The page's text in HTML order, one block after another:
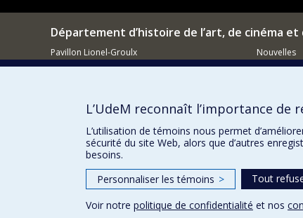
Département d’histoire de l’art, de cinéma et
Pavillon Lionel-Groulx
3150, rue Jean-Brillant
514 343-6111, poste 15482
Nouvelles
Confidentialité Conditions d’utilisation Paramètres
L’UdeM reconnaît l’importance de
L’utilisation de témoins nous permet
sécurité du site Web, alors que d’autres
besoins.
Personnaliser les témoins > Tout
Voir notre politique de confidentialité et nos